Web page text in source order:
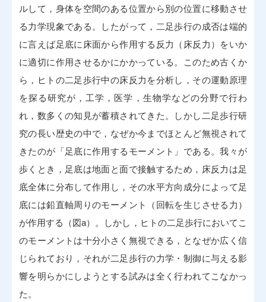
ルして，身体を空間のある位置から別の位置に移動させ
る力学現象である。したがって，二足歩行の成否は端的
に言えば足底に床面から作用する反力（床反力）をいか
に適切に作用させるかにかかっている。このため古くか
ら，ヒトの二足歩行中の床反力を分析し，その運動原理
を探る研究が，工学，医学，生物学などの分野で行わ
れ，数多くの知見が蓄積されてきた。しかし二足歩行研
究の長い歴史の中で，なぜか今までほとんど無視されて
きたのが「足底に作用するモーメント」である。我々が
歩くとき，足底は地面と面で接触するため，床反力は足
底全体に分布して作用し，その水平方向成分によって足
底には鉛直軸周りのモーメント（回転を生じさせる力）
が作用する（図a）。しかし，ヒトの二足歩行においてこ
のモーメントは十分小さく無視できる，となぜか広く信
じられており，それが二足歩行の力学・制御に与える影
響を明らかにしようとする試みは全く行われてこなかっ
た。